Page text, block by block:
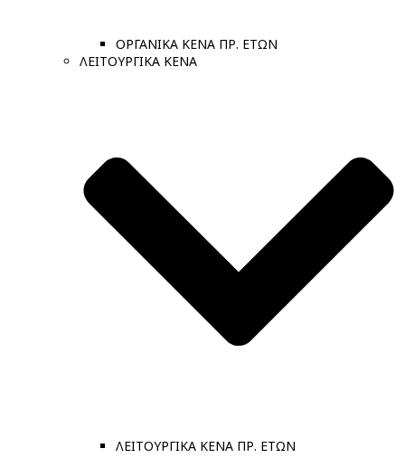
ΟΡΓΑΝΙΚΑ ΚΕΝΑ ΠΡ. ΕΤΩΝ
ΛΕΙΤΟΥΡΓΙΚΑ ΚΕΝΑ
ΛΕΙΤΟΥΡΓΙΚΑ ΚΕΝΑ ΠΡ. ΕΤΩΝ